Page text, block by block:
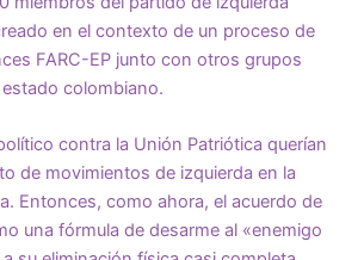
en el contexto de un proceso de
FARC-EP junto con otros grupos
colombiano.
contra la Unión Patriótica querían
de movimientos de izquierda en la
Entonces, como ahora, el acuerdo de
una fórmula de desarme al «enemigo